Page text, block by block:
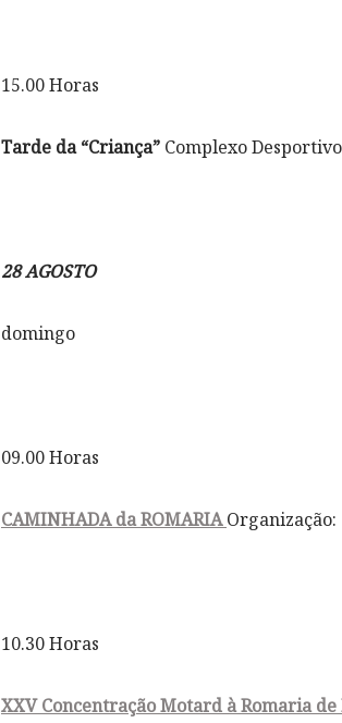
15.00 Horas
Tarde da “Criança” Complexo
28 AGOSTO
domingo
09.00 Horas
CAMINHADA da ROMARIA
10.30 Horas
XXV Concentração Motard à Romaria de